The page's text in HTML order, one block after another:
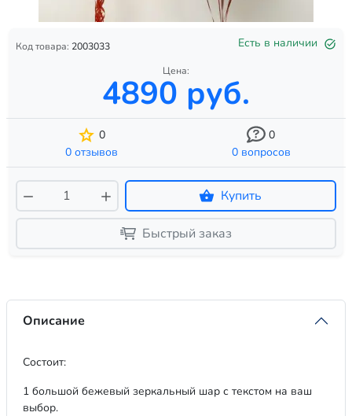
Код товара: 2003033 Есть в наличии
Цена:
4890 руб.
0
0 отзывов
0
0 вопросов
Купить
Быстрый заказ
Описание
Состоит:
1 большой бежевый зеркальный шар с текстом на ваш
выбор.